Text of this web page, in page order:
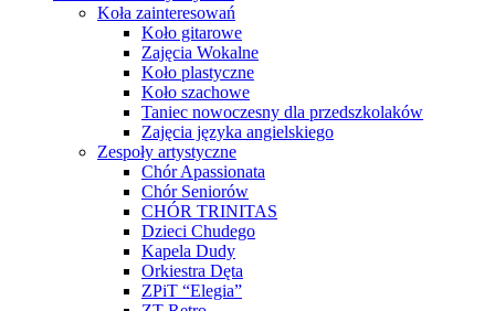
Koła zainteresowań
Koło gitarowe
Zajęcia Wokalne
Koło plastyczne
Koło szachowe
Taniec nowoczesny dla przedszkolaków
Zajęcia języka angielskiego
Zespoły artystyczne
Chór Apassionata
Chór Seniorów
CHÓR TRINITAS
Dzieci Chudego
Kapela Dudy
Orkiestra Dęta
ZPiT “Elegia”